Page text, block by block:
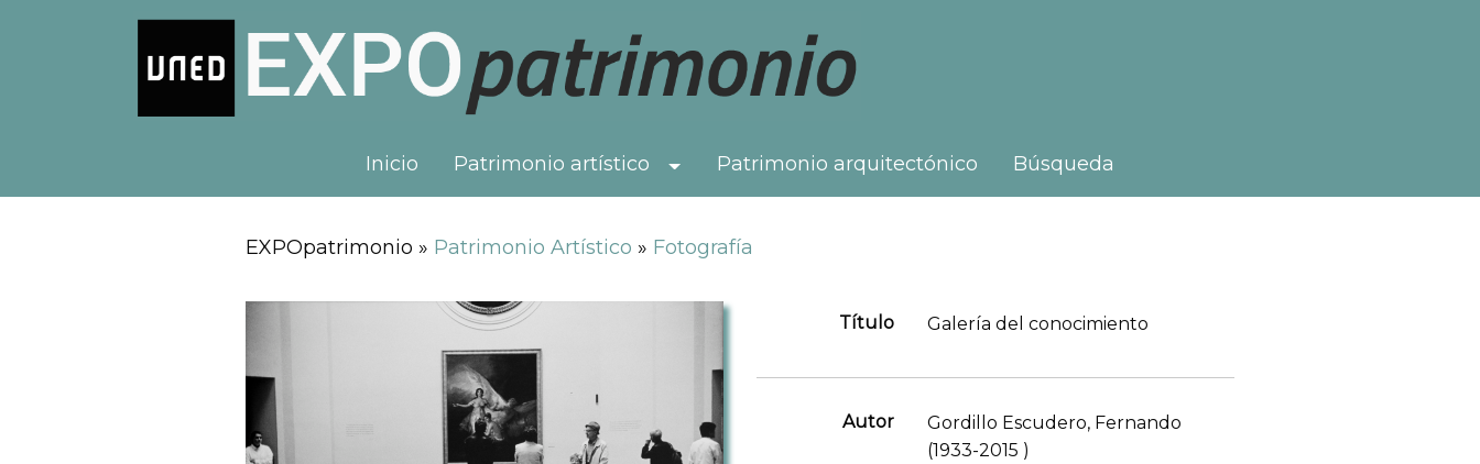
Inicio Patrimonio artístico Toggle Dropdown
Patrimonio arquitectónico Búsqueda
EXPOpatrimonio » Patrimonio Artístico » Fotografía
Título Galería del conocimiento
Autor
Gordillo Escudero, Fernando
(1933-2015 )